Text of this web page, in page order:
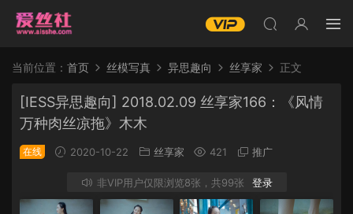
当前位置： 首页 丝模写真 异思趣向 丝享家 正文
[IESS异思趣向] 2018.02.09 丝享家166：《风情
万种肉丝凉拖》木木
在线 2020-10-22 丝享家 421 推广
非VIP用户仅限浏览8张，共99张 登录